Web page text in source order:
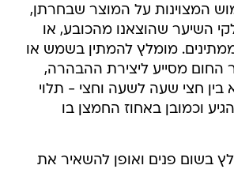
המצוינות על המוצר שבחרתן,
השיער שהוצאנו מהכובע, או
מומלץ להמתין בשמש או
מסייע ליצירת ההבהרה,
בין חצי שעה לשעה וחצי - תלוי
וכמובן באחוז החמצן בו
בשום פנים ואופן להשאיר את